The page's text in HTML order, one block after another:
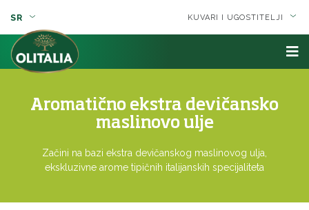
KUVARI I UGOSTITELJI
SR
Aromatično ekstra devičansko
maslinovo ulje
Začini na bazi ekstra devičanskog maslinovog ulja,
ekskluzivne arome tipičnih italijanskih specijaliteta